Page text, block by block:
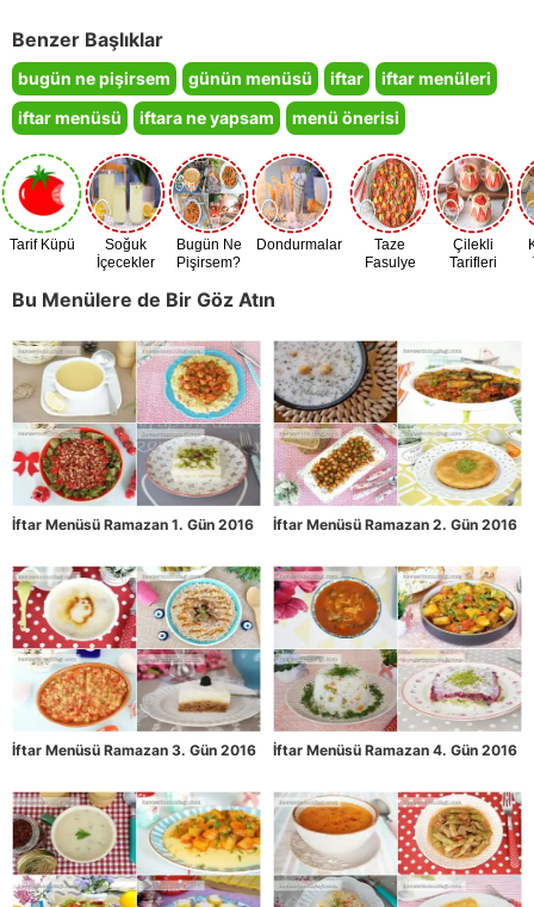
Benzer Başlıklar
bugün ne pişirsem günün menüsü iftar
iftar menüleri
iftar menüsü
iftara ne yapsam menü önerisi
Tarif Küpü
Soğuk
İçecekler
Bugün Ne
Pişirsem?
Dondurmalar
Taze
Fasulye
Çilekli
Tarifleri
Bu Menülere de Bir Göz Atın
İftar Menüsü Ramazan 1. Gün 2016 İftar Menüsü Ramazan 2. Gün 2016
İftar Menüsü Ramazan 3. Gün 2016 İftar Menüsü Ramazan 4. Gün 2016